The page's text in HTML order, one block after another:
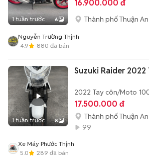
1 tuần trước 6
16.900.000 đ
Thành phố Thuận An
Nguyễn Trường Thịnh
4.9
880 đã bán
1 tuần trước 8
Suzuki Raider
2022 Tay côn/Moto
17.500.000 đ
Thành phố Thuận An
99
Xe Máy Phước Thịnh
5.0
289 đã bán